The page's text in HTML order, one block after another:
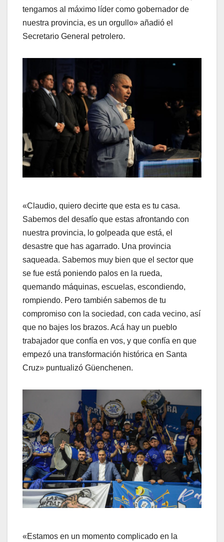
tengamos al máximo líder como gobernador de
nuestra provincia, es un orgullo» añadió el
Secretario General petrolero.
«Claudio, quiero decirte que esta es tu casa.
Sabemos del desafío que estas afrontando con
nuestra provincia, lo golpeada que está, el
desastre que has agarrado. Una provincia
saqueada. Sabemos muy bien que el sector que
se fue está poniendo palos en la rueda,
quemando máquinas, escuelas, escondiendo,
rompiendo. Pero también sabemos de tu
compromiso con la sociedad, con cada vecino, así
que no bajes los brazos. Acá hay un pueblo
trabajador que confía en vos, y que confía en que
empezó una transformación histórica en Santa
Cruz» puntualizó Güenchenen.
«Estamos en un momento complicado en la